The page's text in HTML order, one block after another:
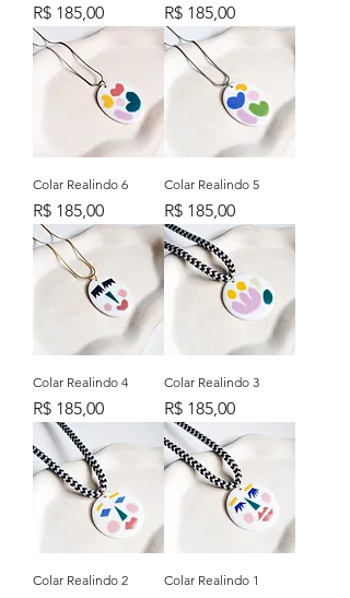
Preço
R$ 185,00 Preço
R$ 185,00
Colar Realindo 6
Preço
R$ 185,00
Colar Realindo 5
Preço
R$ 185,00
Colar Realindo 4
Preço
R$ 185,00
Colar Realindo 3
Preço
R$ 185,00
Colar Realindo 2 Colar Realindo 1